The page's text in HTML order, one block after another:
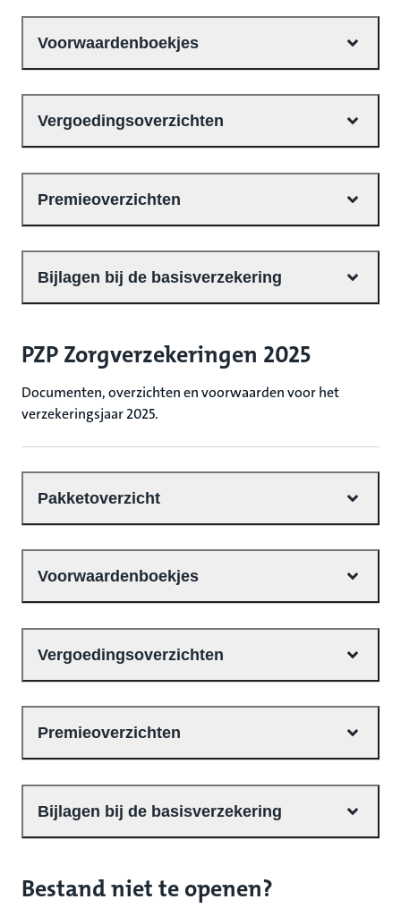
Voorwaardenboekjes
Vergoedingsoverzichten
Premieoverzichten
Bijlagen bij de basisverzekering
PZP Zorgverzekeringen 2025
Documenten, overzichten en voorwaarden voor het
verzekeringsjaar 2025.
Pakketoverzicht
Voorwaardenboekjes
Vergoedingsoverzichten
Premieoverzichten
Bijlagen bij de basisverzekering
Bestand niet te openen?